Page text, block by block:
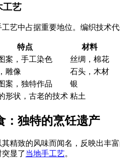
工艺
艺中占据重要地位。编织技术
特点
材料
案，手工染色
丝绸，棉花
雕像
石头，木材
案，独特作品
银
形状，古老的技术 粘土
：独特的烹饪遗产
精致的风味而闻名，反映出丰
显了当地手工艺。